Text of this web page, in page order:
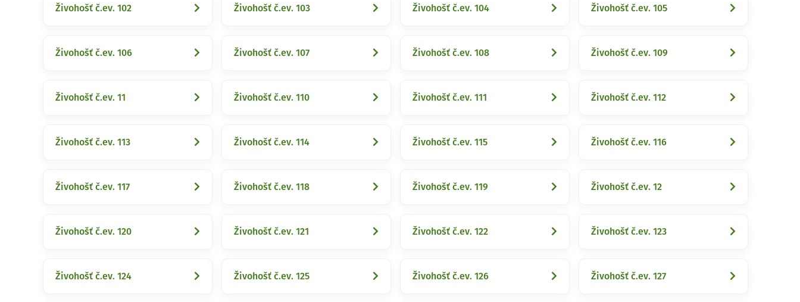
Živohošť č.ev. 102 Živohošť č.ev. 103 Živohošť č.ev. 104 Živohošť č.ev. 105
Živohošť č.ev. 106 Živohošť č.ev. 107 Živohošť č.ev. 108 Živohošť č.ev. 109
Živohošť č.ev. 11 Živohošť č.ev. 110 Živohošť č.ev. 111 Živohošť č.ev. 112
Živohošť č.ev. 113 Živohošť č.ev. 114 Živohošť č.ev. 115 Živohošť č.ev. 116
Živohošť č.ev. 117 Živohošť č.ev. 118 Živohošť č.ev. 119 Živohošť č.ev. 12
Živohošť č.ev. 120 Živohošť č.ev. 121 Živohošť č.ev. 122 Živohošť č.ev. 123
Živohošť č.ev. 124 Živohošť č.ev. 125 Živohošť č.ev. 126 Živohošť č.ev. 127